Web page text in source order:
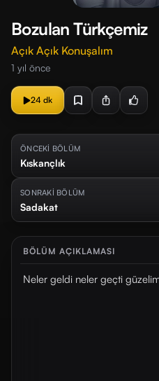
Bozulan Türkçemiz
Açık Açık Konuşalım
1 yıl önce
24 dk
ÖNCEKİ BÖLÜM
Kıskançlık
SONRAKİ BÖLÜM
Sadakat
BÖLÜM AÇIKLAMASI
Neler geldi neler geçti